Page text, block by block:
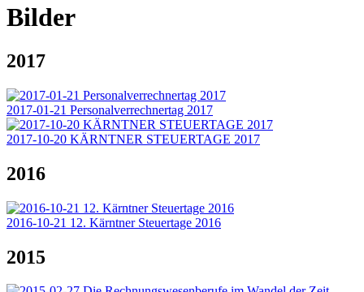
Bilder
2017
2017-01-21 Personalverrechnertag 2017
2017-10-20 KÄRNTNER STEUERTAGE 2017
2016
2016-10-21 12. Kärntner Steuertage 2016
2015